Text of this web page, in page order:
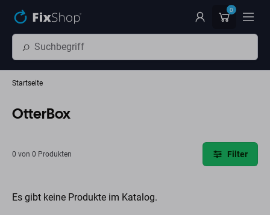
0
Startseite
OtterBox
0 von 0 Produkten Filter
Es gibt keine Produkte im Katalog.